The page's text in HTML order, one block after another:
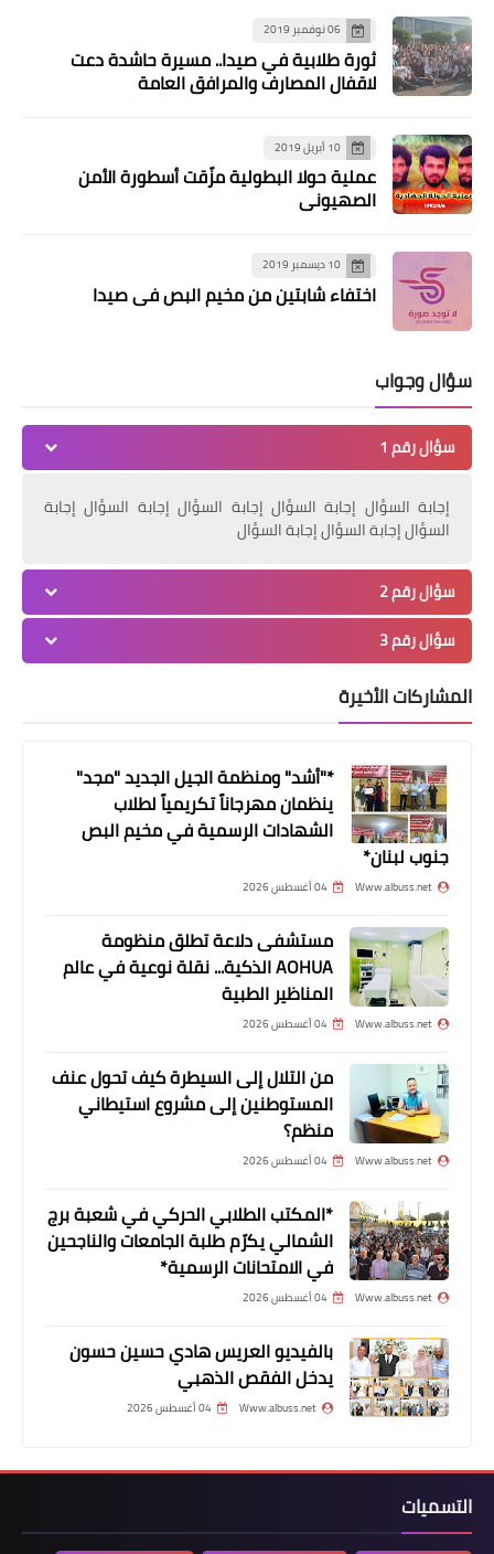
وفات
فقيد الشباب الغالي اشرف محمود سالم
أخبار فلسطين
السفير دبور يستقبل وفداً من جمعية
المساعدات الشعبية النروجية
وحدة التدخل الصحي تلتقي الدفاع المدني
اللبناني في صور
أخبار المخيمات
جبهة التحرير العربية تشارك الشعبية في
صور احياء ذكرى است♡شهاد القائد أبو
علي مصطفى
الشعبية في صور تحيي ذكرى
است♡شهاد القائد “أبو علي مصطفى”
06 نوفمبر 2019
ثورة طلابية في صيدا.. مسيرة حاشدة دعت
لاقفال المصارف والمرافق العامة
10 أبريل 2019
عملية حولا البطولية مزّقت أسطورة الأمن
الصهيوني
10 ديسمبر 2019
اختفاء شابتين من مخيم البص في صيدا
سؤال وجواب
سؤال رقم 1
إجابة السؤال إجابة السؤال إجابة السؤال إجابة السؤال إجابة
السؤال إجابة السؤال إجابة السؤال
سؤال رقم 2
سؤال رقم 3
المشاركات الأخيرة
*"أشد" ومنظمة الجيل الجديد "مجد"
ينظمان مهرجاناً تكريمياً لطلاب
الشهادات الرسمية في مخيم البص
جنوب لبنان*
Www.albuss.net 04 أغسطس 2026
مستشفى دلاعة تطلق منظومة
AOHUA الذكية... نقلة نوعية في عالم
المناظير الطبية
Www.albuss.net 04 أغسطس 2026
من التلال إلى السيطرة كيف تحول عنف
المستوطنين إلى مشروع استيطاني
منظم؟
Www.albuss.net 04 أغسطس 2026
*المكتب الطلابي الحركي في شعبة برج
الشمالي يكرّم طلبة الجامعات والناجحين
في الامتحانات الرسمية*
Www.albuss.net 04 أغسطس 2026
بالفيديو العريس هادي حسين حسون
يدخل الفقص الذهبي
Www.albuss.net 04 أغسطس 2026
التسميات